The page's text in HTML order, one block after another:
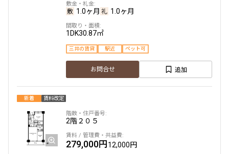
1.0ヶ月 1.0ヶ月
1DK30.87㎡
三井の賃貸 駅近 ペット可
お問合せ 追加
新着 賃料改定
2階２０５
279,000円12,000円